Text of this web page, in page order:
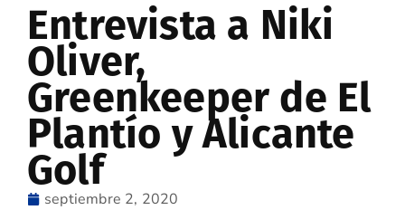
Entrevista a Niki
Oliver,
Greenkeeper de El
Plantío y Alicante
Golf
septiembre 2, 2020